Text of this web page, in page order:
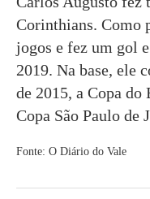
Corinthians. Como
jogos e fez um gol
2019. Na base, ele
de 2015, a Copa do
Copa São Paulo de
Fonte: O Diário do Vale